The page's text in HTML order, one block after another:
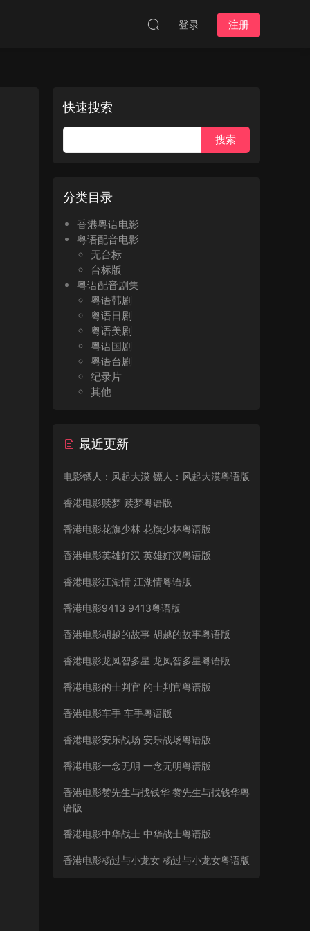
登录 注册
快速搜索
分类目录
香港粤语电影
粤语配音电影
无台标
台标版
粤语配音剧集
粤语韩剧
粤语日剧
粤语美剧
粤语国剧
粤语台剧
纪录片
其他
最近更新
电影镖人：风起大漠 镖人：风起大漠粤语版
香港电影赎梦 赎梦粤语版
香港电影花旗少林 花旗少林粤语版
香港电影英雄好汉 英雄好汉粤语版
香港电影江湖情 江湖情粤语版
香港电影9413 9413粤语版
香港电影胡越的故事 胡越的故事粤语版
香港电影龙凤智多星 龙凤智多星粤语版
香港电影的士判官 的士判官粤语版
香港电影车手 车手粤语版
香港电影安乐战场 安乐战场粤语版
香港电影一念无明 一念无明粤语版
香港电影赞先生与找钱华 赞先生与找钱华粤
语版
香港电影中华战士 中华战士粤语版
香港电影杨过与小龙女 杨过与小龙女粤语版